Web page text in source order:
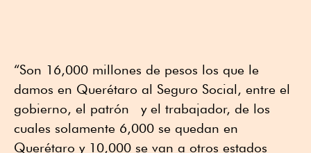
“Son 16,000 millones de pesos los que le
damos en Querétaro al Seguro Social, entre el
gobierno, el patrón y el trabajador, de los
cuales solamente 6,000 se quedan en
Querétaro y 10,000 se van a otros estados